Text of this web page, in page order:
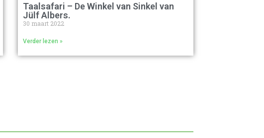
Taalsafari – De Winkel van Sinkel van
Jülf Albers.
30 maart 2022
Verder lezen »